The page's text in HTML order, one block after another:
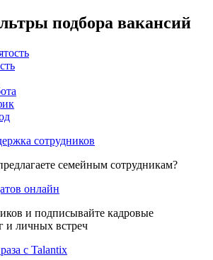
подбора вакансий
сотрудников
семейным сотрудникам?
онлайн
и подписывайте кадровые
и личных встреч
с Talantix